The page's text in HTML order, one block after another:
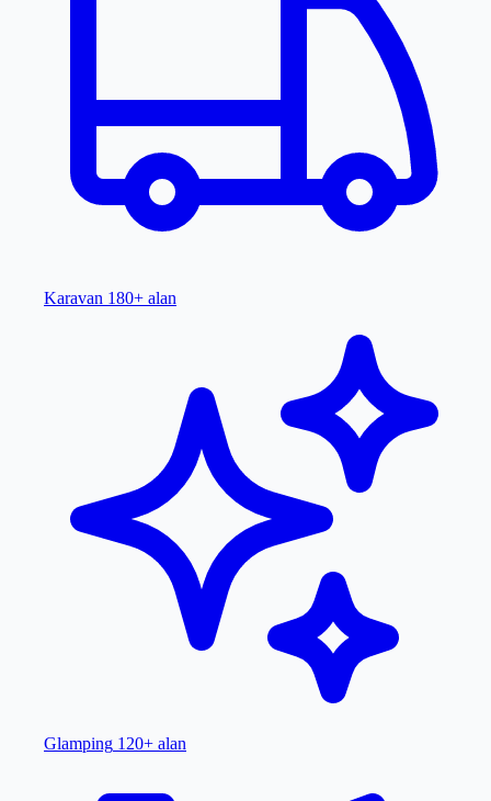
Karavan 180+ alan
Glamping 120+ alan